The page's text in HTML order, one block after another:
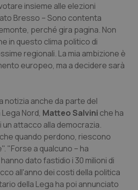
& Rettocolite Ulcerosa
patologie neurodegenerative
insieme alle elezioni
Bresso – Sono contenta
perché gira pagina. Non
in questo clima politico di
regionali. La mia ambizione è
europeo, ma a decidere sarà
notizia anche da parte del
Nord, Matteo Salvini che ha
attacco alla democrazia.
quando perdono, riescono
"Forse a qualcuno – ha
dato fastidio i 30 milioni di
all'anno dei costi della politica
della Lega ha poi annunciato